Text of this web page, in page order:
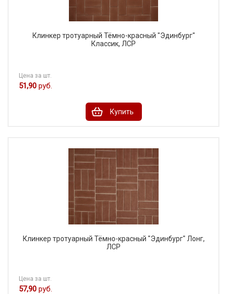
Клинкер тротуарный Тёмно-красный "Эдинбург"
Классик, ЛСР
Цена за шт.
51,90 руб.
Купить
Клинкер тротуарный Тёмно-красный "Эдинбург" Лонг,
ЛСР
Цена за шт.
57,90 руб.